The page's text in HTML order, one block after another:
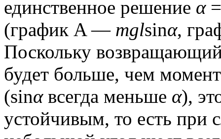
единственное решение α=
(график A — mglsinα,
Поскольку
будет больше, чем
(sinαвсегда меньше α),
устойчивым, то есть при